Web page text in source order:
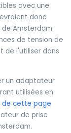
avec une
donc
Amsterdam.
de tension de
de l'utiliser dans
un adaptateur
utilisées en
de cette page
de prise